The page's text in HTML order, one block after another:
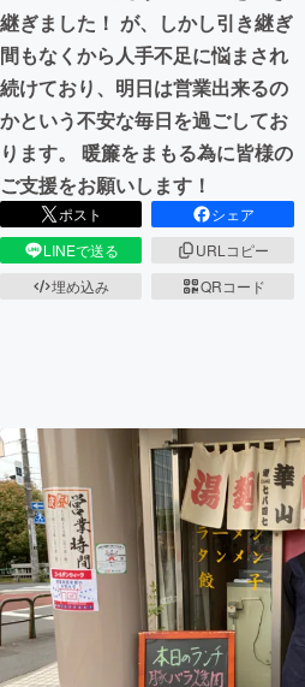
継ぎました！ が、しかし引き継ぎ
間もなくから人手不足に悩まされ
続けており、明日は営業出来るの
かという不安な毎日を過ごしてお
ります。 暖簾をまもる為に皆様の
ご支援をお願いします！
ポスト
シェア
LINEで送る
URLコピー
埋め込み
QRコード